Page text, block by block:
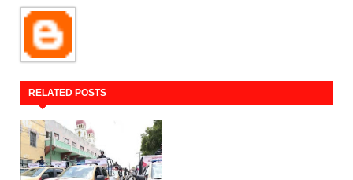
RELATED POSTS